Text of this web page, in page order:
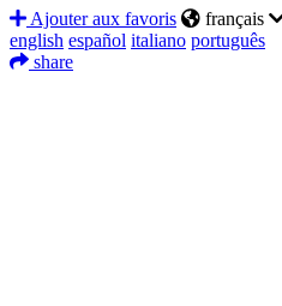
Ajouter aux favoris
français
english español italiano português
share